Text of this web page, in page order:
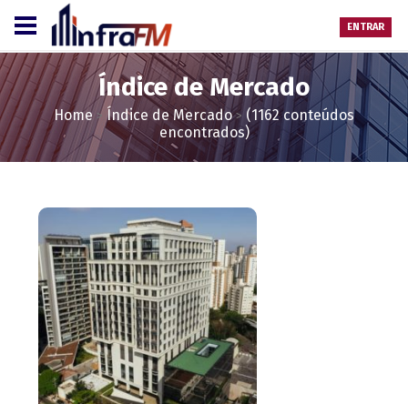
ENTRAR
Índice de Mercado
Home > Índice de Mercado> (1162 conteúdos
encontrados)